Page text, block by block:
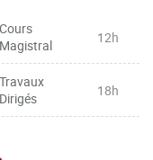
Cours
Magistral
12h
Travaux
Dirigés
18h